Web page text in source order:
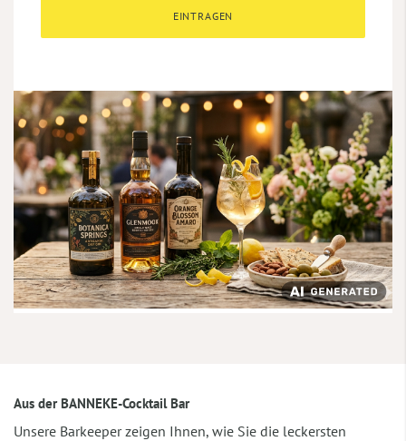
EINTRAGEN
Aus der BANNEKE-Cocktail Bar
Unsere Barkeeper zeigen Ihnen, wie Sie die leckersten